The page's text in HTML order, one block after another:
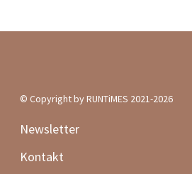
© Copyright by RUNTiMES 2021-2026
Newsletter
Kontakt